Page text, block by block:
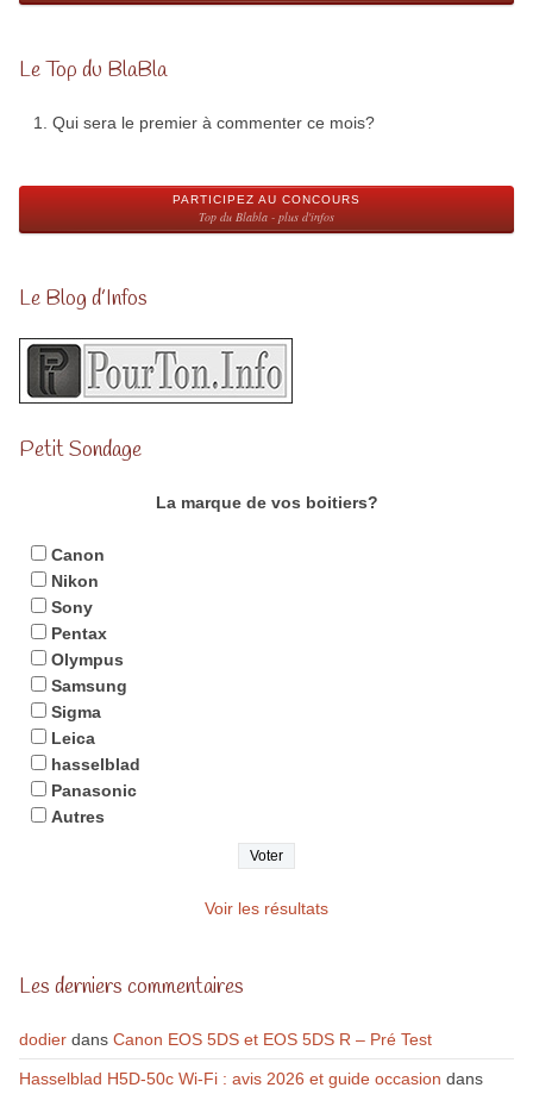
Le Top du BlaBla
Qui sera le premier à commenter ce mois?
PARTICIPEZ AU CONCOURS
Top du Blabla - plus d'infos
Le Blog d’Infos
Petit Sondage
La marque de vos boitiers?
Canon
Nikon
Sony
Pentax
Olympus
Samsung
Sigma
Leica
hasselblad
Panasonic
Autres
Voir les résultats
Les derniers commentaires
dodierdans Canon EOS 5DS et EOS 5DS R – Pré Test
Hasselblad H5D-50c Wi-Fi : avis 2026 et guide occasion dans